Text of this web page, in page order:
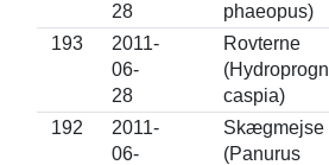
28
phaeopus)
193
2011-
06-
28
Rovterne
caspia)
192
2011-
06-
Skægmejse
(Panurus